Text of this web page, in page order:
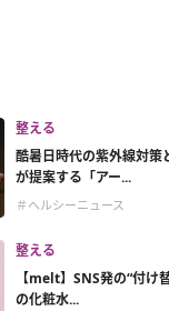
整える
酷暑日時代の紫外線対策
が提案する「アー...
＃ヘルシーニュース
整える
【melt】SNS発の“付
の化粧水...